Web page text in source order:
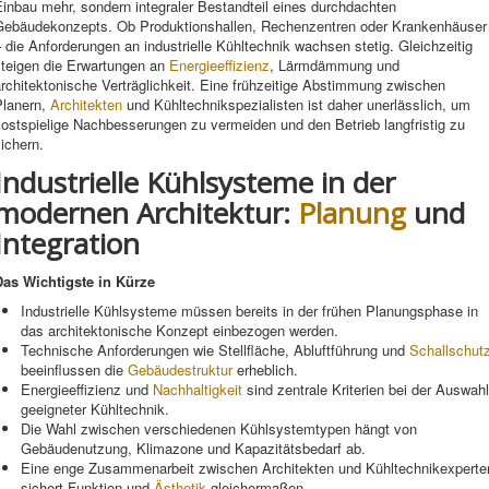
mehr, sondern integraler Bestandteil eines durchdachten
Ob Produktionshallen, Rechenzentren oder Krankenhäuser
die Anforderungen an industrielle Kühltechnik wachsen stetig. Gleichzeitig
die Erwartungen an Energieeffizienz, Lärmdämmung und
Verträglichkeit. Eine frühzeitige Abstimmung zwischen
Architekten und Kühltechnikspezialisten ist daher unerlässlich, um
Nachbesserungen zu vermeiden und den Betrieb langfristig zu
Kühlsysteme in der
Architektur: Planungund
Wichtigste in Kürze
Industrielle Kühlsysteme müssen bereits in der frühen Planungsphase in
das architektonische Konzept einbezogen werden.
Technische Anforderungen wie Stellfläche, Abluftführung und
beeinflussen die Gebäudestrukturerheblich.
Energieeffizienz und Nachhaltigkeit sind zentrale Kriterien bei der Auswahl
geeigneter Kühltechnik.
Die Wahl zwischen verschiedenen Kühlsystemtypen hängt von
Gebäudenutzung, Klimazone und Kapazitätsbedarf ab.
Eine enge Zusammenarbeit zwischen Architekten und